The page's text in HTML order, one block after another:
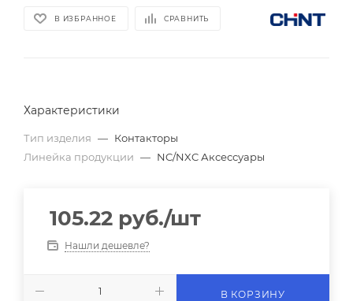
В ИЗБРАННОЕ СРАВНИТЬ
Характеристики
Тип изделия — Контакторы
Линейка продукции — NC/NXC Аксессуары
105.22 руб./шт
Нашли дешевле?
В КОРЗИНУ